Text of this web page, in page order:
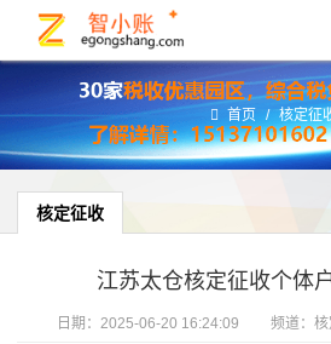
首页 / 核定征
核定征收
江苏太仓核定征收个体
日期： 2025-06-20 16:24:09 频道：